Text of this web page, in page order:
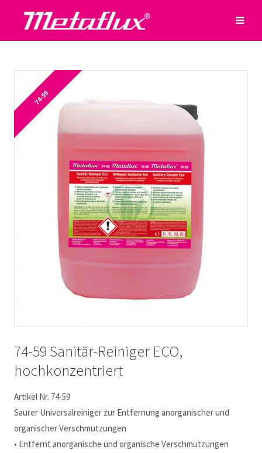
74-59
74-59 Sanitär-Reiniger ECO,
hochkonzentriert
Artikel Nr. 74-59
Saurer Universalreiniger zur Entfernung anorganischer und
organischer Verschmutzungen
• Entfernt anorganische und organische Verschmutzungen